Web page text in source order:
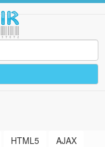
HTML5
AJAX